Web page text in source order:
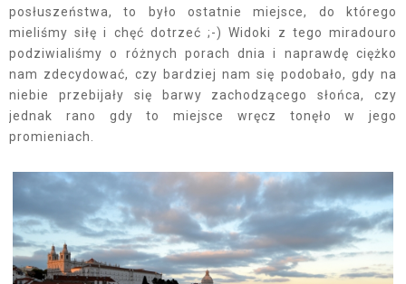
posłuszeństwa, to było ostatnie miejsce, do którego
mieliśmy siłę i chęć dotrzeć ;-) Widoki z tego miradouro
podziwialiśmy o różnych porach dnia i naprawdę ciężko
nam zdecydować, czy bardziej nam się podobało, gdy na
niebie przebijały się barwy zachodzącego słońca, czy
jednak rano gdy to miejsce wręcz tonęło w jego
promieniach.